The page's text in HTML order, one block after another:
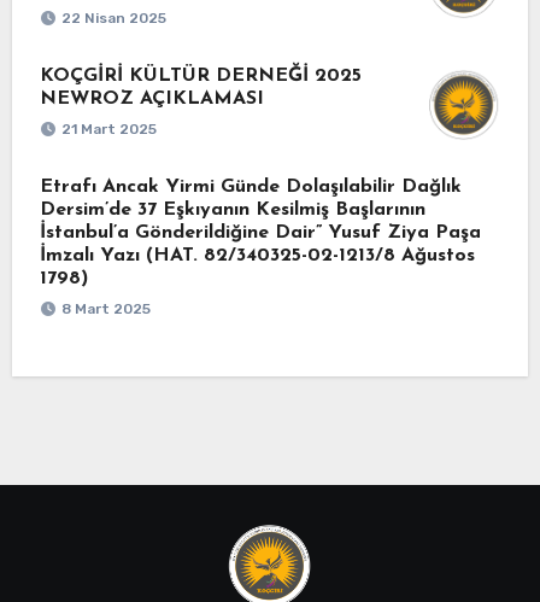
22 Nisan 2025
KOÇGİRİ KÜLTÜR DERNEĞİ 2025
NEWROZ AÇIKLAMASI
21 Mart 2025
Etrafı Ancak Yirmi Günde Dolaşılabilir Dağlık
Dersim’de 37 Eşkıyanın Kesilmiş Başlarının
İstanbul’a Gönderildiğine Dair” Yusuf Ziya Paşa
İmzalı Yazı (HAT. 82/340325-02-1213/8 Ağustos
1798)
8 Mart 2025